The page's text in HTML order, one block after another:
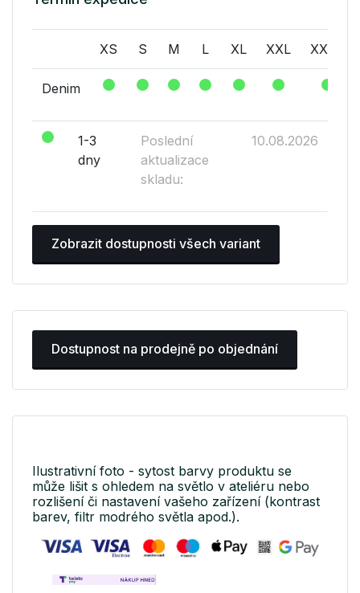
XS S M L XL XXL XXXL
Denim
1-3
dny
Poslední
aktualizace
skladu:
10.08.2026
Zobrazit dostupnosti všech variant
Dostupnost na prodejně po objednání
Ilustrativní foto - sytost barvy produktu se
může lišit s ohledem na světlo v ateliéru nebo
rozlišení či nastavení vašeho zařízení (kontrast
barev, filtr modrého světla apod.).